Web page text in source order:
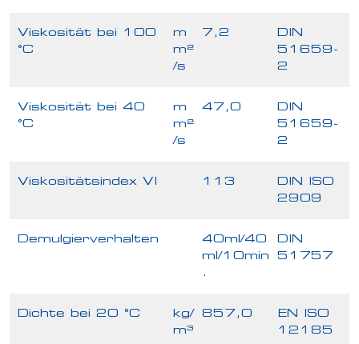
Viskosität bei 100
°C
m
m²
/s
7,2
DIN
51659-
2
Viskosität bei 40
°C
m
m²
/s
47,0
DIN
51659-
2
Viskositätsindex VI 113
DIN ISO
2909
Demulgierverhalten
40ml/40
ml/10min
.
DIN
51757
Dichte bei 20 °C
kg/
m³
857,0
EN ISO
12185